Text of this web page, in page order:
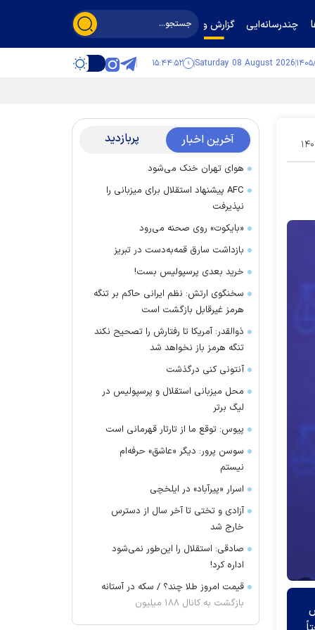
چندرسانه‌ایی گزارش و گفت‌وگو
Saturday 08 August 2026 ۱۵:۴۴:۵۳
۲۸ آخرین اخبار پربازدید
هوای تهران خنک می‌شود
AFC پیشنهاد استقلال برای میزبانی را
نپذیرفت
«بایکوت» روی صحنه می‌رود
بازداشت سارق قمه‌به‌دست در تبریز
خرید بعدی پرسپولیس بست!
سخنگوی ارتش: نظم ایرانی حاکم بر تنگه
هرمز غیرقابل بازگشت است
ذوالقدر: آمریکا تا رفتارش را تصحیح نکند
تنگه هرمز باز نخواهد شد
آنتونی کنی درگذشت
محل میزبانی استقلال و پرسپولیس در
لیگ برتر
پیوس: توقع ما از تارتار قهرمانی است
سوسن پرور: دیگر «عاشق» حرفه‌ام
نیستم
اسرار «پیرآباد» در ایلخچی
آزادی و تختی تا آخر سال از دسترس
خارج شد
صادقی: استقلال را این‌طور نمی‌شود
اداره کرد!
قیمت امروز طلا چند؟ / سکه در آستانه
بازگشت به کانال ۱۸۸ میلیون